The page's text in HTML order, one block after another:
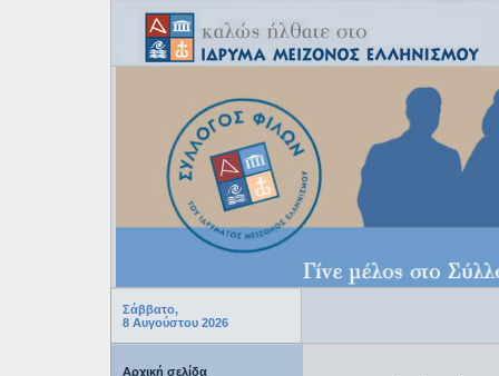
Σάββατο,
8 Αυγούστου 2026
Αρχική σελίδα